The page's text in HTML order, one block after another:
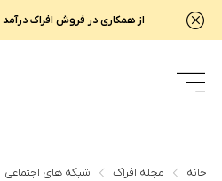
از همکاری در فروش افراک
خانه مجله افراک شبکه های اجتماعی